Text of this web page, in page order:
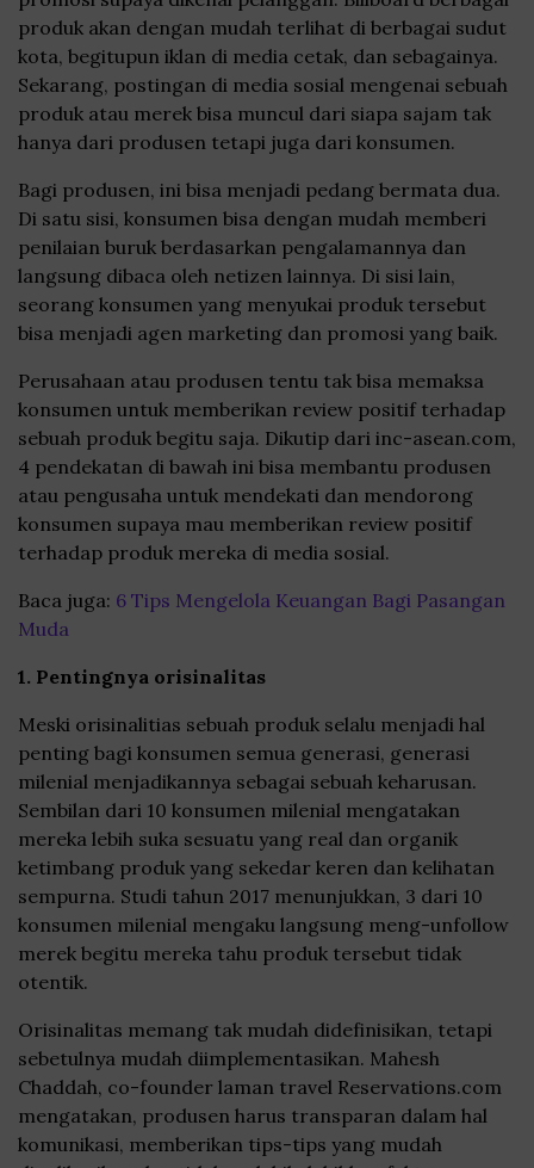
produk akan dengan mudah terlihat di berbagai sudut
kota, begitupun iklan di media cetak, dan sebagainya.
Sekarang, postingan di media sosial mengenai sebuah
produk atau merek bisa muncul dari siapa sajam tak
hanya dari produsen tetapi juga dari konsumen.
Bagi produsen, ini bisa menjadi pedang bermata dua.
Di satu sisi, konsumen bisa dengan mudah memberi
penilaian buruk berdasarkan pengalamannya dan
langsung dibaca oleh netizen lainnya. Di sisi lain,
seorang konsumen yang menyukai produk tersebut
bisa menjadi agen marketing dan promosi yang baik.
Perusahaan atau produsen tentu tak bisa memaksa
konsumen untuk memberikan review positif terhadap
sebuah produk begitu saja. Dikutip dari inc-asean.com,
4 pendekatan di bawah ini bisa membantu produsen
atau pengusaha untuk mendekati dan mendorong
konsumen supaya mau memberikan review positif
terhadap produk mereka di media sosial.
Baca juga: 6 Tips Mengelola Keuangan Bagi Pasangan
Muda
1. Pentingnya orisinalitas
Meski orisinalitias sebuah produk selalu menjadi hal
penting bagi konsumen semua generasi, generasi
milenial menjadikannya sebagai sebuah keharusan.
Sembilan dari 10 konsumen milenial mengatakan
mereka lebih suka sesuatu yang real dan organik
ketimbang produk yang sekedar keren dan kelihatan
sempurna. Studi tahun 2017 menunjukkan, 3 dari 10
konsumen milenial mengaku langsung meng-unfollow
merek begitu mereka tahu produk tersebut tidak
otentik.
Orisinalitas memang tak mudah didefinisikan, tetapi
sebetulnya mudah diimplementasikan. Mahesh
Chaddah, co-founder laman travel Reservations.com
mengatakan, produsen harus transparan dalam hal
komunikasi, memberikan tips-tips yang mudah